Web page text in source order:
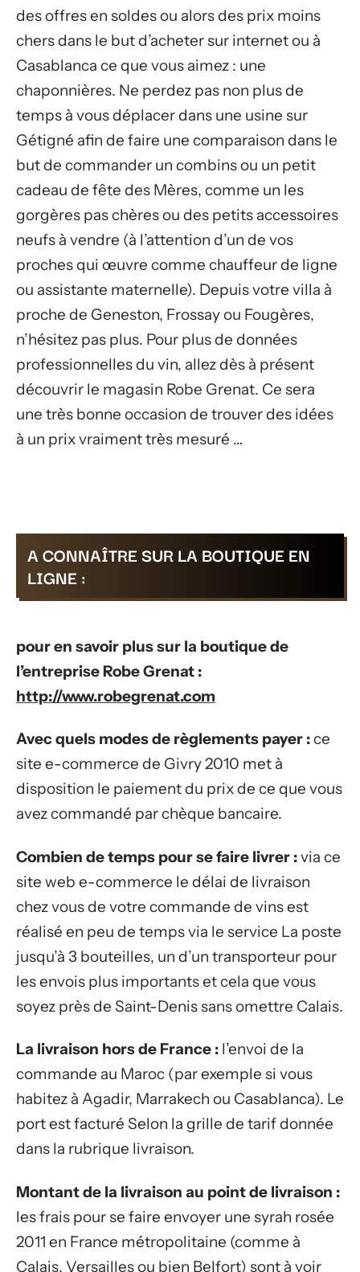
des offres en soldes ou alors des prix moins
chers dans le but d’acheter sur internet ou à
Casablanca ce que vous aimez : une
chaponnières. Ne perdez pas non plus de
temps à vous déplacer dans une usine sur
Gétigné afin de faire une comparaison dans le
but de commander un combins ou un petit
cadeau de fête des Mères, comme un les
gorgères pas chères ou des petits accessoires
neufs à vendre (à l’attention d’un de vos
proches qui œuvre comme chauffeur de ligne
ou assistante maternelle). Depuis votre villa à
proche de Geneston, Frossay ou Fougères,
n’hésitez pas plus. Pour plus de données
professionnelles du vin, allez dès à présent
découvrir le magasin Robe Grenat. Ce sera
une très bonne occasion de trouver des idées
à un prix vraiment très mesuré …
A CONNAÎTRE SUR LA BOUTIQUE EN
LIGNE :
pour en savoir plus sur la boutique de
l’entreprise Robe Grenat :
http://www.robegrenat.com
Avec quels modes de règlements payer :ce
site e-commerce de Givry 2010 met à
disposition le paiement du prix de ce que vous
avez commandé par chèque bancaire.
Combien de temps pour se faire livrer :via ce
site web e-commerce le délai de livraison
chez vous de votre commande de vins est
réalisé en peu de temps via le service La poste
jusqu’à 3 bouteilles, un d’un transporteur pour
les envois plus importants et cela que vous
soyez près de Saint-Denis sans omettre Calais.
La livraison hors de France : l’envoi de la
commande au Maroc (par exemple si vous
habitez à Agadir, Marrakech ou Casablanca). Le
port est facturé Selon la grille de tarif donnée
dans la rubrique livraison.
Montant de la livraison au point de livraison :
les frais pour se faire envoyer une syrah rosée
2011 en France métropolitaine (comme à
Calais, Versailles ou bien Belfort) sont à voir